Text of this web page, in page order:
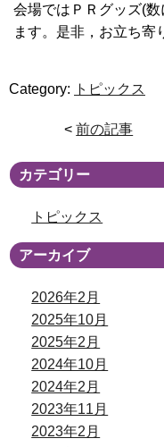
会場ではＰＲグッズ(
ます。是非，お立ち寄
Category: トピックス
< 前の記事
カテゴリー
トピックス
アーカイブ
2026年2月
2025年10月
2025年2月
2024年10月
2024年2月
2023年11月
2023年2月